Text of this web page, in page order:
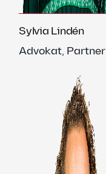
Sylvia Lindén
Advokat, Partner